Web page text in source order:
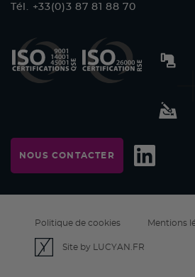
Tél. +33(0)3 87 81 88 70
NOUS CONTACTER
Politique de cookies Mentions
Site by LUCYAN.FR